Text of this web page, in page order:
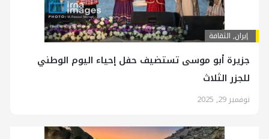
إيران, الثقافة
جزيرة أبو موسى تستضيف حفل إحياء اليوم الوطني
للجزر الثلاث
نوفمبر 29, 2025